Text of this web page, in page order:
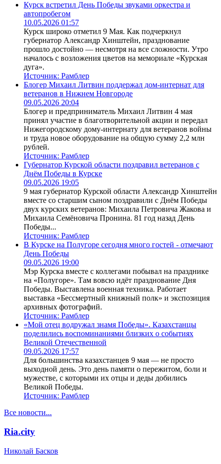
Курск встретил День Победы звуками оркестра и
автопробегом
10.05.2026 01:57
Курск широко отметил 9 Мая. Как подчеркнул
губернатор Александр Хинштейн, празднование
прошло достойно — несмотря на все сложности. Утро
началось с возложения цветов на мемориале «Курская
дуга».
Источник: Рамблер
Блогер Михаил Литвин поддержал дом-интернат для
ветеранов в Нижнем Новгороде
09.05.2026 20:04
Блогер и предприниматель Михаил Литвин 4 мая
принял участие в благотворительной акции и передал
Нижегородскому дому-интернату для ветеранов войны
и труда новое оборудование на общую сумму 2,2 млн
рублей.
Источник: Рамблер
Губернатор Курской области поздравил ветеранов с
Днём Победы в Курске
09.05.2026 19:05
9 мая губернатор Курской области Александр Хинштейн
вместе со старшим сыном поздравили с Днём Победы
двух курских ветеранов: Михаила Петровича Жакова и
Михаила Семёновича Пронина. 81 год назад День
Победы...
Источник: Рамблер
В Курске на Полугоре сегодня много гостей - отмечают
День Победы
09.05.2026 19:00
Мэр Курска вместе с коллегами побывал на празднике
на «Полугоре». Там вовсю идёт празднование Дня
Победы. Выставлена военная техника. Работает
выставка «Бессмертный книжный полк» и экспозиция
архивных фотографий.
Источник: Рамблер
«Мой отец водружал знамя Победы». Казахстанцы
поделились воспоминаниями близких о событиях
Великой Отечественной
09.05.2026 17:57
Для большинства казахстанцев 9 мая — не просто
выходной день. Это день памяти о пережитом, боли и
мужестве, с которыми их отцы и деды добились
Великой Победы.
Источник: Рамблер
Все новости...
Ria.city
Николай Басков